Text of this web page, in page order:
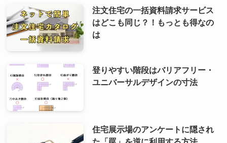
注文住宅の一括資料請求サービス
はどこも同じ？！もっとも得なの
は
登りやすい階段はバリアフリー・
ユニバーサルデザインの寸法
住宅展示場のアンケートに隠され